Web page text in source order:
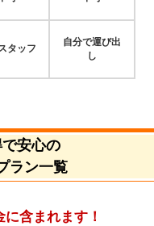
タッフ
自分で運び出
し
安心の
ラン一覧
含まれます！